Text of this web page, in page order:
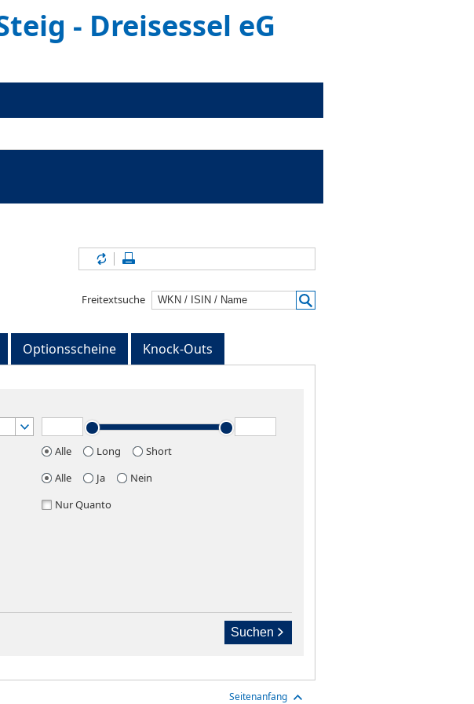
- Dreisessel eG
Inhalte aktualisieren
Freitextsuche
Optionsscheine Knock-Outs
Alle Long
Short
Alle Ja
Nein
Nur Quanto
Suchen
Seitenanfang